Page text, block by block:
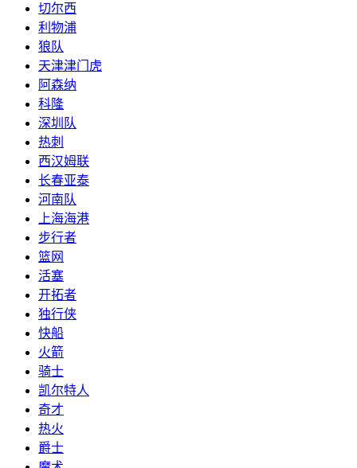
切尔西
利物浦
狼队
天津津门虎
阿森纳
科隆
深圳队
热刺
西汉姆联
长春亚泰
河南队
上海海港
步行者
篮网
活塞
开拓者
独行侠
快船
火箭
骑士
凯尔特人
奇才
热火
爵士